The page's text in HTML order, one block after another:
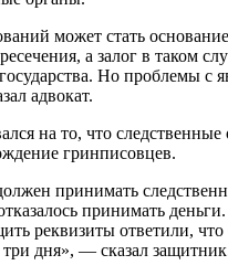
может стать
а залог в таком
Но проблемы с
адвокат.
на то, что следственные
гринписовцев.
принимать
принимать
реквизиты ответили, что
три дня», — сказал